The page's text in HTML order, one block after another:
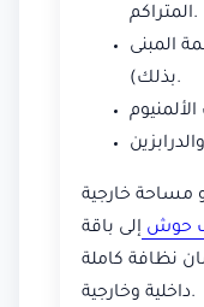
المتراكم.
المبنى
بذلك).
مساحة خارجية
حوش إلى باقة
نظافة كاملة
داخلية وخارجية.